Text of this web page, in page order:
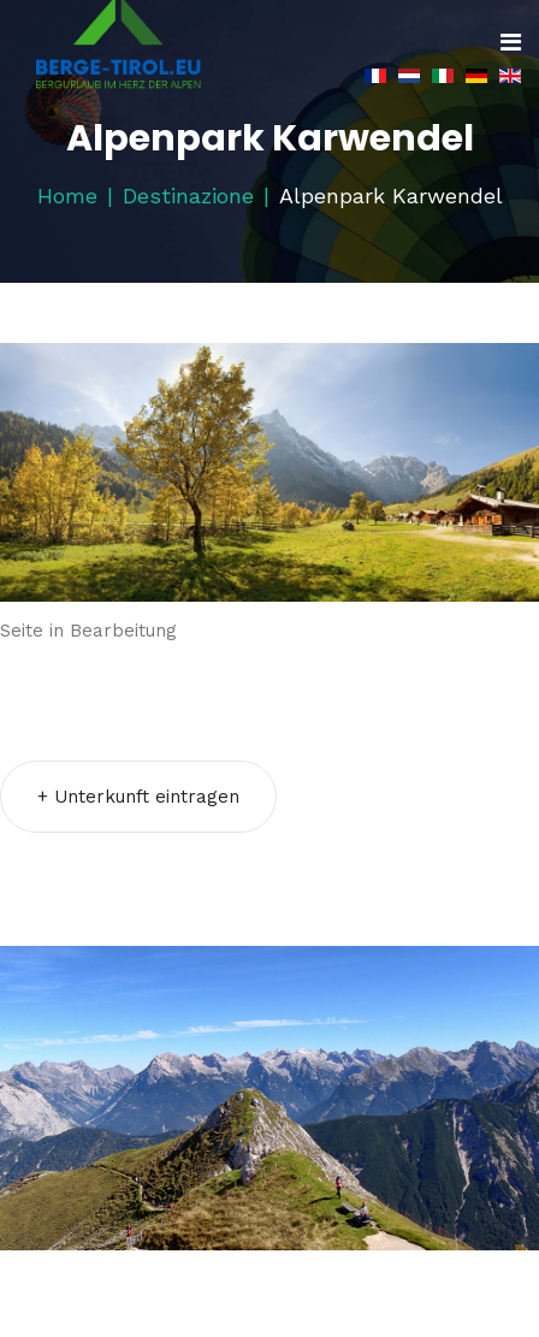
Alpenpark Karwendel
Home Destinazione Alpenpark Karwendel
Seite in Bearbeitung
+ Unterkunft eintragen